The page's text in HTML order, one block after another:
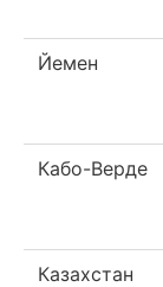
Йемен
Кабо-Верде
Казахстан